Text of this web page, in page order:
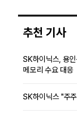
추천 기사
SK하이닉스, 용
메모리 수요 대응
SK하이닉스 "주